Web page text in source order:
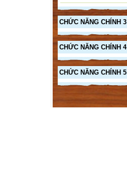
CHỨC NĂNG CHÍNH 3
CHỨC NĂNG CHÍNH 4
CHỨC NĂNG CHÍNH 5